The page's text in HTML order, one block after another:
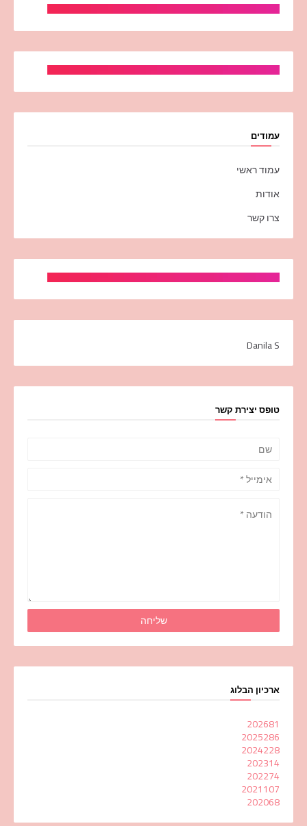
עמודים
עמוד ראשי
אודות
צרו קשר
Danila S
טופס יצירת קשר
ארכיון הבלוג
202681
2025286
2024228
202314
202274
2021107
202068